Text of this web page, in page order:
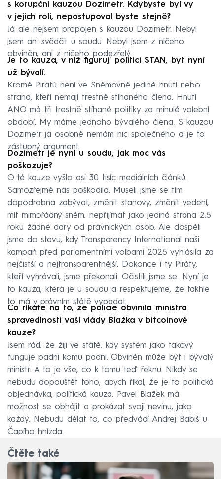
s korupční kauzou Dozimetr. Kdybyste byl vy
v jejich roli, nepostupoval byste stejně?
Já ale nejsem propojen s kauzou Dozimetr. Nebyl
jsem ani svědčit u soudu. Nebyl jsem z ničeho
obviněn, ani z ničeho podezřelý.
Je to kauza, v níž figurují politici STAN, byť nyní
už bývalí.
Kromě Pirátů není ve Sněmovně jediné hnutí nebo
strana, kteří nemají trestně stíhaného člena. Hnutí
ANO má tři trestně stíhané politiky za minulé volební
období. My máme jednoho bývalého člena. S kauzou
Dozimetr já osobně nemám nic společného a je to
zástupný argument.
Dozimetr je nyní u soudu, jak moc vás
poškozuje?
O té kauze vyšlo asi 30 tisíc mediálních článků.
Samozřejmě nás poškodila. Museli jsme se tím
dopodrobna zabývat, změnit stanovy, změnit vedení,
mít mimořádný sněm, nepřijímat jako jediná strana 2,5
roku žádné dary od právnických osob. Ale dospěli
jsme do stavu, kdy Transparency International naši
kampaň před parlamentními volbami 2025 vyhlásila za
nejčistší a nejtransparentnější. Dokonce i ty Piráty,
kteří vyhrávali, jsme překonali. Očistili jsme se. Nyní je
to kauza, která je u soudu a respektujeme, že takhle
to má v právním státě vypadat.
Co říkáte na to, že policie obvinila ministra
spravedlnosti vaší vlády Blažka v bitcoinové
kauze?
Jsem rád, že žiji ve státě, kdy systém jako takový
funguje padni komu padni. Obviněn může být i bývalý
ministr. A to je vše, co k tomu teď řeknu. Nikdy se
nebudu dopouštět toho, abych říkal, že je to politická
objednávka, politická kauza. Pavel Blažek má
možnost se obhájit a prokázat svoji nevinu, jako
každý. Nebudu dělat to, co předvádí Andrej Babiš u
Čapího hnízda.
Čtěte také